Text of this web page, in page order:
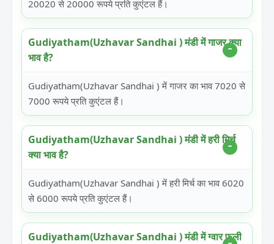
20020 से 20000 रूपये प्रति कुएंटल हैं।
Gudiyatham(Uzhavar Sandhai ) मंडी में गाजर क्या
भाव है?
Gudiyatham(Uzhavar Sandhai ) में गाजर का भाव 7020 से
7000 रूपये प्रति कुएंटल हैं।
Gudiyatham(Uzhavar Sandhai ) मंडी में हरी मिर्च
क्या भाव है?
Gudiyatham(Uzhavar Sandhai ) में हरी मिर्च का भाव 6020
से 6000 रूपये प्रति कुएंटल हैं।
Gudiyatham(Uzhavar Sandhai ) मंडी में ग्वार फली